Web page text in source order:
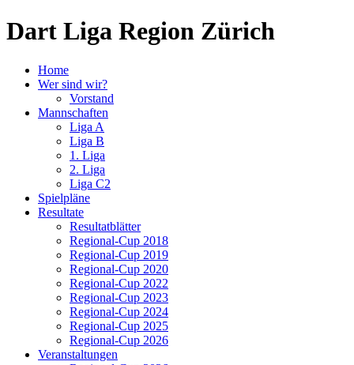
Dart Liga Region Zürich
Home
Wer sind wir?
Vorstand
Mannschaften
Liga A
Liga B
1. Liga
2. Liga
Liga C2
Spielpläne
Resultate
Resultatblätter
Regional-Cup 2018
Regional-Cup 2019
Regional-Cup 2020
Regional-Cup 2022
Regional-Cup 2023
Regional-Cup 2024
Regional-Cup 2025
Regional-Cup 2026
Veranstaltungen